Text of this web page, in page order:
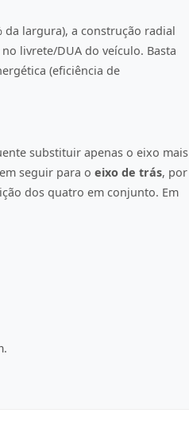
da largura), a construção radial
livrete/DUA do veículo. Basta
(eficiência de
substituir apenas o eixo mais
seguir para o eixo de trás, por
dos quatro em conjunto. Em